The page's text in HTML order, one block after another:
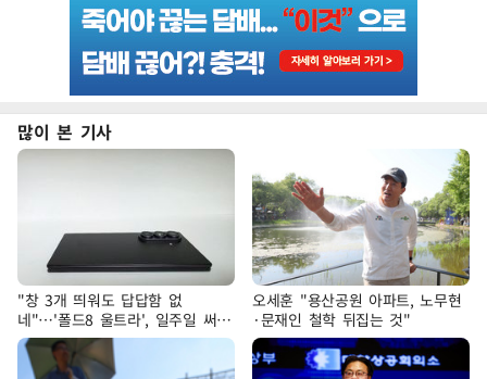
많이 본 기사
"창 3개 띄워도 답답함 없
네"…'폴드8 울트라', 일주일 써보
니
오세훈 "용산공원 아파트, 노무현
·문재인 철학 뒤집는 것"